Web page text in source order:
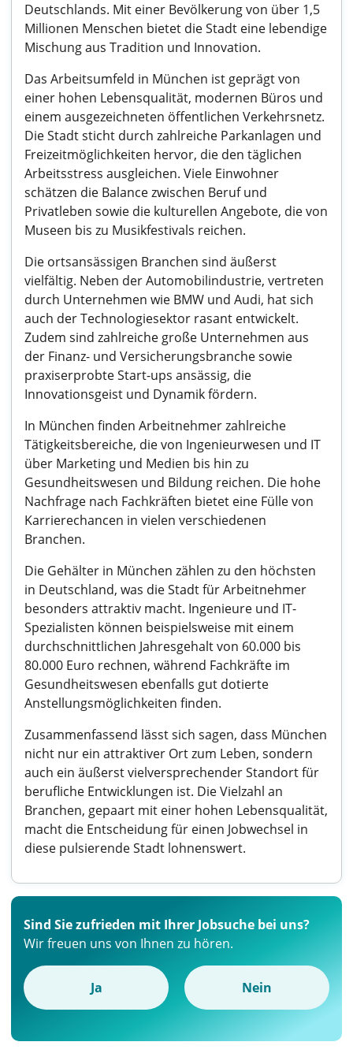
Deutschlands. Mit einer Bevölkerung von über 1,5
Millionen Menschen bietet die Stadt eine lebendige
Mischung aus Tradition und Innovation.
Das Arbeitsumfeld in München ist geprägt von
einer hohen Lebensqualität, modernen Büros und
einem ausgezeichneten öffentlichen Verkehrsnetz.
Die Stadt sticht durch zahlreiche Parkanlagen und
Freizeitmöglichkeiten hervor, die den täglichen
Arbeitsstress ausgleichen. Viele Einwohner
schätzen die Balance zwischen Beruf und
Privatleben sowie die kulturellen Angebote, die von
Museen bis zu Musikfestivals reichen.
Die ortsansässigen Branchen sind äußerst
vielfältig. Neben der Automobilindustrie, vertreten
durch Unternehmen wie BMW und Audi, hat sich
auch der Technologiesektor rasant entwickelt.
Zudem sind zahlreiche große Unternehmen aus
der Finanz- und Versicherungsbranche sowie
praxiserprobte Start-ups ansässig, die
Innovationsgeist und Dynamik fördern.
In München finden Arbeitnehmer zahlreiche
Tätigkeitsbereiche, die von Ingenieurwesen und IT
über Marketing und Medien bis hin zu
Gesundheitswesen und Bildung reichen. Die hohe
Nachfrage nach Fachkräften bietet eine Fülle von
Karrierechancen in vielen verschiedenen
Branchen.
Die Gehälter in München zählen zu den höchsten
in Deutschland, was die Stadt für Arbeitnehmer
besonders attraktiv macht. Ingenieure und IT-
Spezialisten können beispielsweise mit einem
durchschnittlichen Jahresgehalt von 60.000 bis
80.000 Euro rechnen, während Fachkräfte im
Gesundheitswesen ebenfalls gut dotierte
Anstellungsmöglichkeiten finden.
Zusammenfassend lässt sich sagen, dass München
nicht nur ein attraktiver Ort zum Leben, sondern
auch ein äußerst vielversprechender Standort für
berufliche Entwicklungen ist. Die Vielzahl an
Branchen, gepaart mit einer hohen Lebensqualität,
macht die Entscheidung für einen Jobwechsel in
diese pulsierende Stadt lohnenswert.
Sind Sie zufrieden mit Ihrer Jobsuche bei uns?
Wir freuen uns von Ihnen zu hören.
Ja Nein